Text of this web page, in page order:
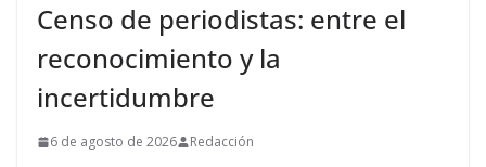
Censo de periodistas: entre el
reconocimiento y la
incertidumbre
6 de agosto de 2026 Redacción